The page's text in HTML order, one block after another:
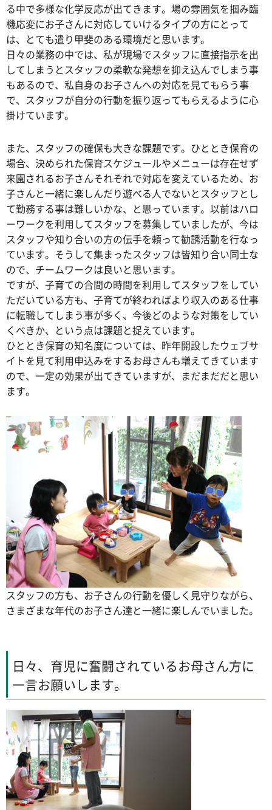
る中で多様な化学反応が出てきます。場の雰囲気を掴み臨
機応変にお子さんに対応していけるタイプの方にとって
は、とても遣り甲斐のある環境だと思います。
日々の業務の中では、私が現場でスタッフに直接指示を出
してしまうとスタッフの柔軟な発想を抑え込んでしまう事
もあるので、私自身のお子さんへの対応を見てもらう事
で、スタッフが自分の行動を振り返ってもらえるように心
掛けています。
また、スタッフの確保も大きな課題です。ひととき保育の
場合、決められた保育スケジュールやメニューは存在せず
来園されるお子さんそれぞれで対応を変えているため、お
子さんと一緒に楽しんだり遊べる人でないとスタッフとし
て勤務する事は難しいかな、と思っています。以前はハロ
ーワークを利用してスタッフを募集していましたが、今は
スタッフや知り合いの方の伝手を頼って勧誘活動を行なっ
ています。そうして集まったスタッフは皆知り合い同士な
ので、チームワークは良いと思います。
ですが、子育ての合間の時間を利用してスタッフをしてい
ただいている方も、子育てが終わればより収入のある仕事
に転職してしまう事が多く、今後どのような対策をしてい
くべきか、という点は課題と捉えています。
ひととき保育の知名度については、昨年開設したウェブサ
イトを見て利用申込みをするお母さんも増えてきています
ので、一定の効果が出てきていますが、まだまだだと思い
ます。
スタッフの方も、お子さんの行動を優しく見守りながら、
さまざまな年代のお子さん達と一緒に楽しんでいました。
日々、育児に奮闘されているお母さん方に
一言お願いします。